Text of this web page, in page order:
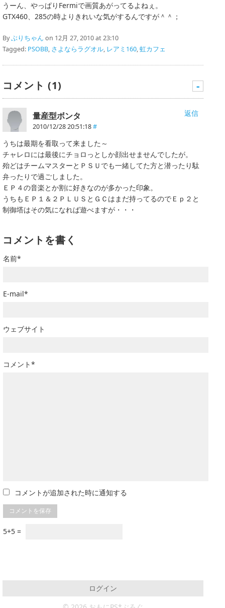
うーん、やっぱりFermiで画質あがってるよねぇ。
GTX460、285の時よりきれいな気がするんですが＾＾；
Byぶりちゃん on 12月 27, 2010 at 23:10
Tagged: PSOBB, さよならラグオル, レアミ160,虹カフェ
コメント (1) -
返信
量産型ボンタ
2010/12/28 20:51:18#
うちは最期を看取って来ました～
チャレロには最後にチョロっとしか顔出せませんでしたが。
殆どはチームマスターとＰＳＵでも一緒してた方と潜ったり駄
弁ったりで過ごしました。
ＥＰ４の音楽とか割に好きなのが多かった印象。
うちもＥＰ１＆２ＰＬＵＳとＧＣはまだ持ってるのでＥｐ２と
制御塔はその気になれば遊べますが・・・
コメントを書く
名前*
E-mail*
ウェブサイト
コメント*
コメントが追加された時に通知する
5+5 =
ログイン